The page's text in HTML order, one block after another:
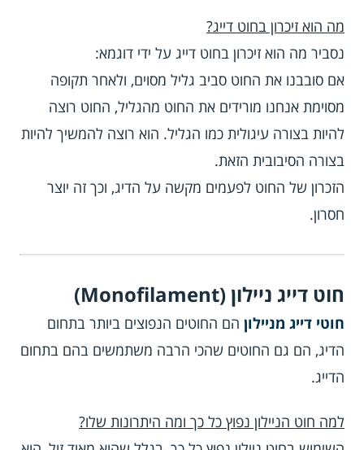
מה הוא זיכרון בחוט דייג?
נסביר מה הוא זיכרון בחוט דייג על ידי דוגמא:
אם סובבנו את החוט סביב גליל מסוים, ולאחר תקופה
מסוימת אנחנו מורידים את החוט מהגליל, החוט רוצה
להיות בצורה עיגולית כמו הגליל. הוא רוצה להמשיך להיות
בצורה הסיבובית הזאת.
הזכרון של החוט לפעמים מקשה על הדיג, וכך זה יוצר
חסרון.
חוט דייג ניילון (Monofilament)
חוטי דייג מניילון הם החוטים הנפוצים ביותר בתחום
הדיג, הם גם החוטים שהכי הרבה משתמשים בהם בתחום
הדייג.
למה חוט הניילון נפוץ כל כך ומה היתרונות שלו?